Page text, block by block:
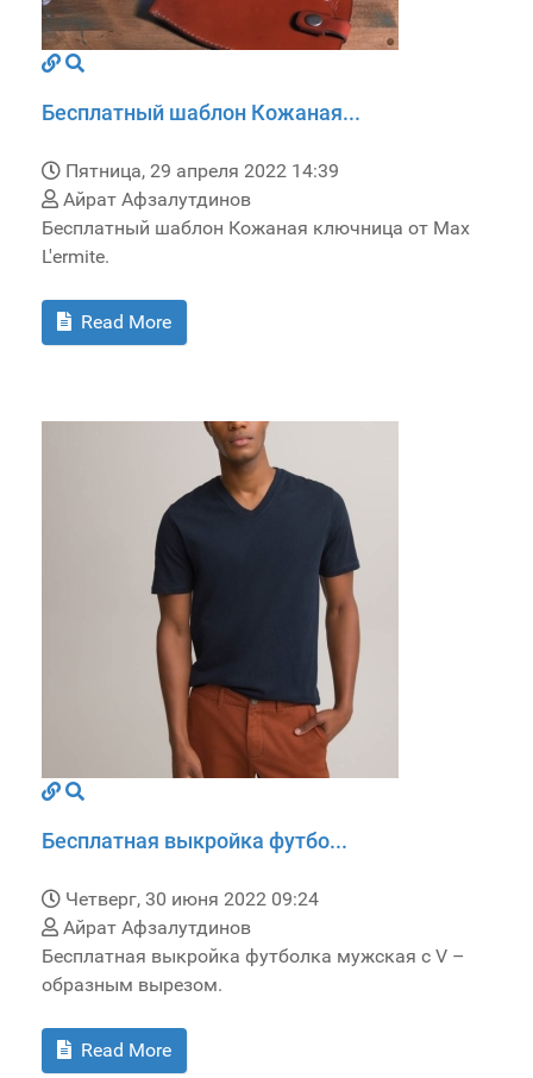
Бесплатный шаблон Кожаная...
Пятница, 29 апреля 2022 14:39
Айрат Афзалутдинов
Бесплатный шаблон Кожаная ключница от Max
L'ermite.
Read More
Бесплатная выкройка футбо...
Четверг, 30 июня 2022 09:24
Айрат Афзалутдинов
Бесплатная выкройка футболка мужская с V –
образным вырезом.
Read More